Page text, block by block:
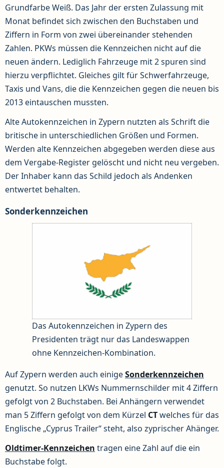
Grundfarbe Weiß. Das Jahr der ersten Zulassung mit
Monat befindet sich zwischen den Buchstaben und
Ziffern in Form von zwei übereinander stehenden
Zahlen. PKWs müssen die Kennzeichen nicht auf die
neuen ändern. Lediglich Fahrzeuge mit 2 spuren sind
hierzu verpflichtet. Gleiches gilt für Schwerfahrzeuge,
Taxis und Vans, die die Kennzeichen gegen die neuen bis
2013 eintauschen mussten.
Alte Autokennzeichen in Zypern nutzten als Schrift die
britische in unterschiedlichen Größen und Formen.
Werden alte Kennzeichen abgegeben werden diese aus
dem Vergabe-Register gelöscht und nicht neu vergeben.
Der Inhaber kann das Schild jedoch als Andenken
entwertet behalten.
Sonderkennzeichen
Das Autokennzeichen in Zypern des
Presidenten trägt nur das Landeswappen
ohne Kennzeichen-Kombination.
Auf Zypern werden auch einigeSonderkennzeichen
genutzt. So nutzen LKWs Nummernschilder mit 4 Ziffern
gefolgt von 2 Buchstaben. Bei Anhängern verwendet
man 5 Ziffern gefolgt von dem Kürzel CTwelches für das
Englische „Cyprus Trailer“ steht, also zyprischer Ahänger.
Oldtimer-Kennzeichen tragen eine Zahl auf die ein
Buchstabe folgt.